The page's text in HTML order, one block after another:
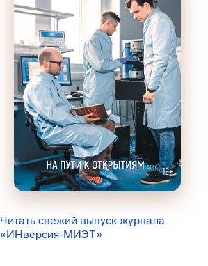
Читать свежий выпуск журнала
«ИНверсия-МИЭТ»